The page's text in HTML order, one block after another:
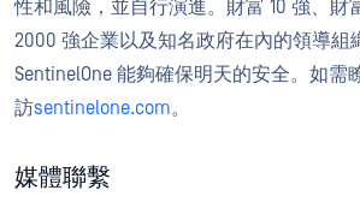
性和風險，並自行演進。財富 10 強、財
2000 強企業以及知名政府在內的領導組
SentinelOne 能夠確保明天的安全。如需
訪sentinelone.com。
媒體聯繫